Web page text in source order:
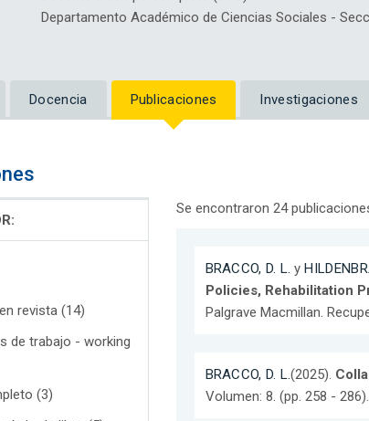
Departamento Académico de Ciencias Sociales -
Docencia Publicaciones Investigaciones
revista (14)
de trabajo - working
(3)
Se encontraron 24
BRACCO, D. L. y
Policies, Rehabilitation
Palgrave Macmillan.
BRACCO, D. L.(2025).
Volumen: 8. (pp. 258 -